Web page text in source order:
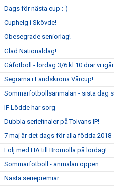
Dags för nästa cup :-)
Cuphelg i Skövde!
Obesegrade seniorlag!
Glad Nationaldag!
Gåfotboll - lördag 3/6 kl 10 drar vi
Segrarna i Landskrona Vårcup!
Sommarfotbollsanmälan - sista dag
IF Lödde har sorg
Dubbla seriefinaler på Tolvans IP!
7 maj är det dags för alla födda 2018
Följ med HA till Bromölla på lördag!
Sommarfotboll - anmälan öppen
Nästa seriepremiär